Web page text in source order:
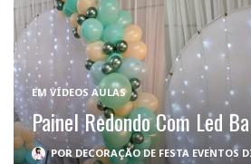
EM VÍDEOS AULAS
Painel Redondo Com Led
POR DECORAÇÃO DE FESTA EVENTOS